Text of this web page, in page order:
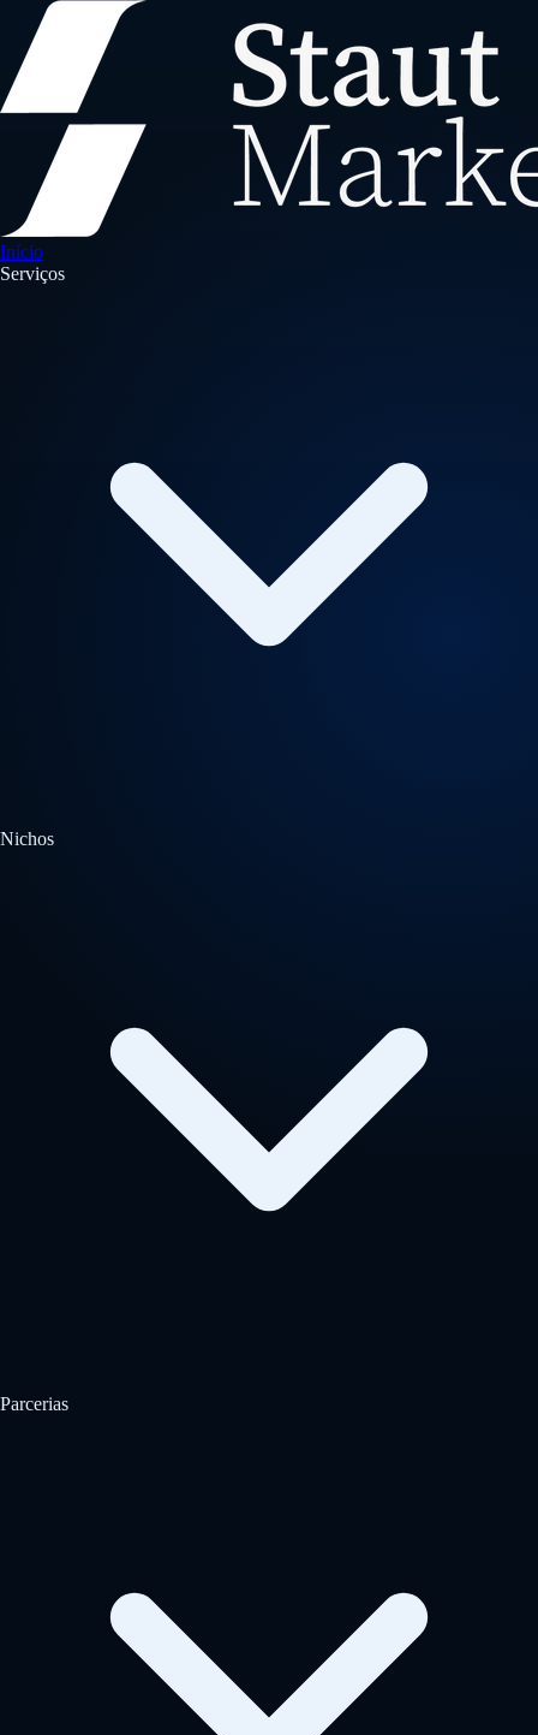
Início
Serviços
Nichos
Parcerias